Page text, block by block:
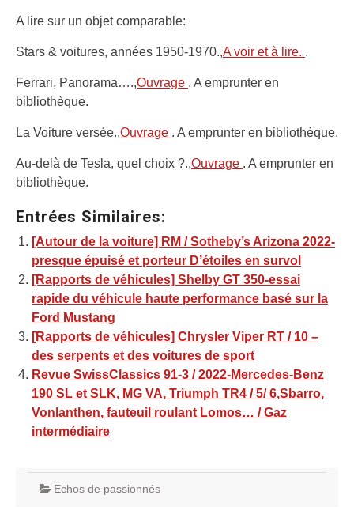
A lire sur un objet comparable:
Stars & voitures, années 1950-1970.,A voir et à lire. .
Ferrari, Panorama….,Ouvrage . A emprunter en
bibliothèque.
La Voiture versée.,Ouvrage . A emprunter en bibliothèque.
Au-delà de Tesla, quel choix ?.,Ouvrage . A emprunter en
bibliothèque.
Entrées Similaires:
[Autour de la voiture] RM / Sotheby’s Arizona 2022-
presque épuisé et porteur D’étoiles en survol
[Rapports de véhicules] Shelby GT 350-essai
rapide du véhicule haute performance basé sur la
Ford Mustang
[Rapports de véhicules] Chrysler Viper RT / 10 –
des serpents et des voitures de sport
Revue SwissClassics 91-3 / 2022-Mercedes-Benz
190 SL et SLK, MG VA, Triumph TR4 / 5/ 6,Sbarro,
Vonlanthen, fauteuil roulant Lomos… / Gaz
intermédiaire
Echos de passionnés